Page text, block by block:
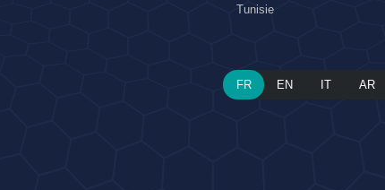
Tunisie
FR EN IT AR